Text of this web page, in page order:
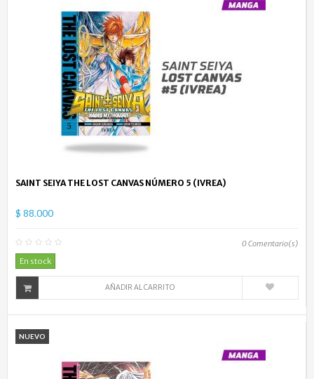
SAINT SEIYA THE LOST CANVAS NÚMERO 5 (IVREA)
$ 88.000
0Comentario(s)
En stock
AÑADIR AL CARRITO
NUEVO